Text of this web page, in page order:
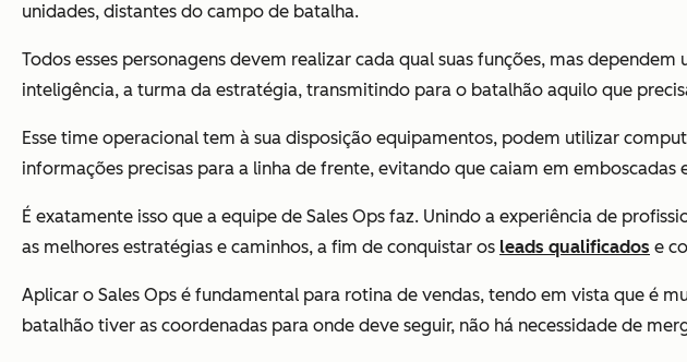
unidades, distantes do campo de batalha.
Todos esses personagens devem realizar cada qual suas funções, mas
inteligência, a turma da estratégia, transmitindo para o batalhão aquilo que
Esse time operacional tem à sua disposição equipamentos, podem utilizar
informações precisas para a linha de frente, evitando que caiam em
É exatamente isso que a equipe de Sales Ops faz. Unindo a experiência de
as melhores estratégias e caminhos, a fim de conquistar os leads qualificados e
Aplicar o Sales Ops é fundamental para rotina de vendas, tendo em vista que é
batalhão tiver as coordenadas para onde deve seguir, não há necessidade de